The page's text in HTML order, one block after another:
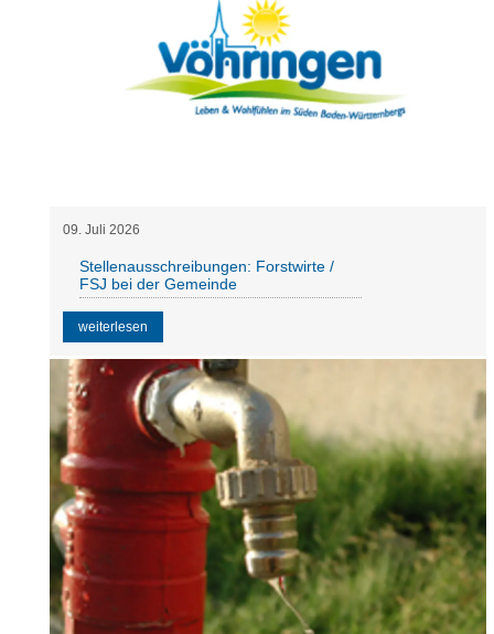
09. Juli 2026
Stellenausschreibungen: Forstwirte /
FSJ bei der Gemeinde
weiterlesen